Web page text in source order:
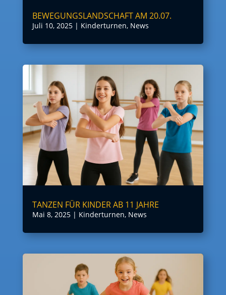
BEWEGUNGSLANDSCHAFT AM 20.07.
Juli 10, 2025| Kinderturnen, News
TANZEN FÜR KINDER AB 11 JAHRE
Mai 8, 2025| Kinderturnen, News